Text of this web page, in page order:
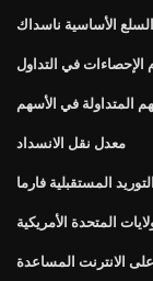
الأساسية ناسداك
الإحصاءات في التداول
المتداولة في الأسهم
معدل نقل الانسداد
المستقبلية فارما
المتحدة الأمريكية
الانترنت المساعدة